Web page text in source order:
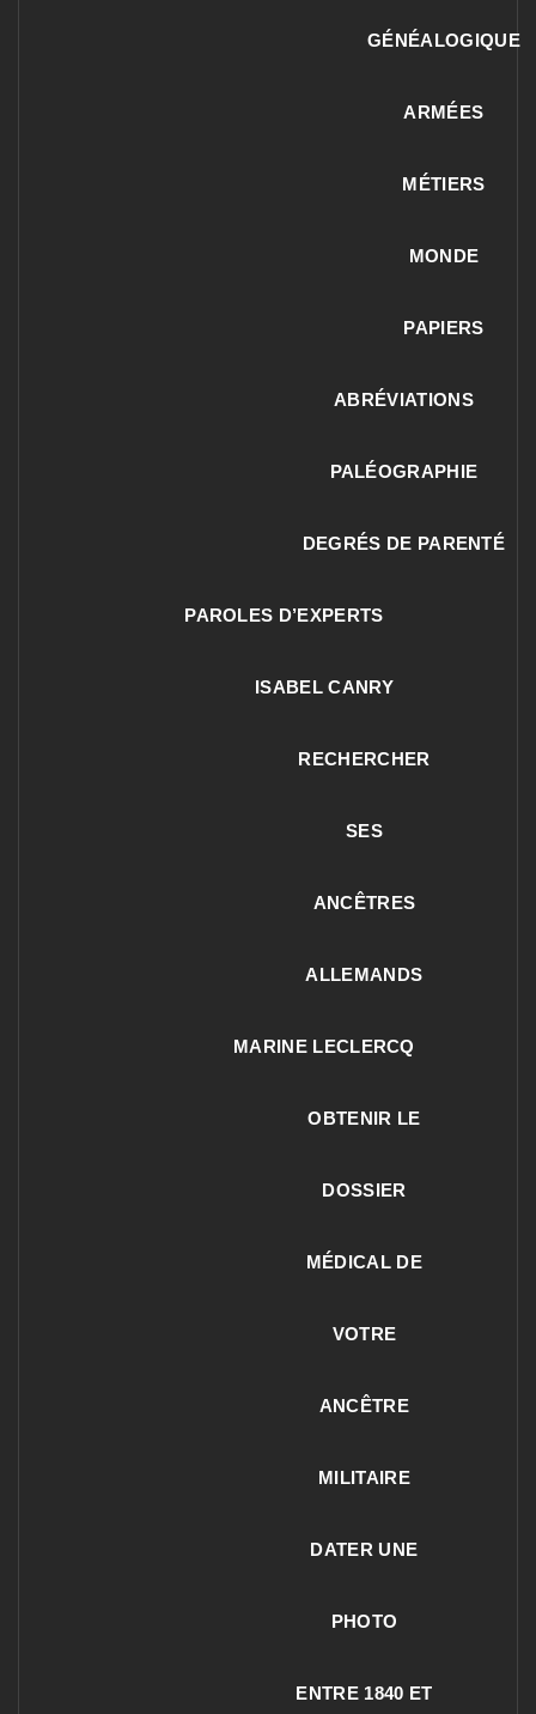
GÉNÉALOGIQUE
ARMÉES
MÉTIERS
MONDE
PAPIERS
ABRÉVIATIONS
PALÉOGRAPHIE
DEGRÉS DE PARENTÉ
PAROLES D’EXPERTS
ISABEL CANRY
RECHERCHER
SES
ANCÊTRES
ALLEMANDS
MARINE LECLERCQ
OBTENIR LE
DOSSIER
MÉDICAL DE
VOTRE
ANCÊTRE
MILITAIRE
DATER UNE
PHOTO
ENTRE 1840 ET